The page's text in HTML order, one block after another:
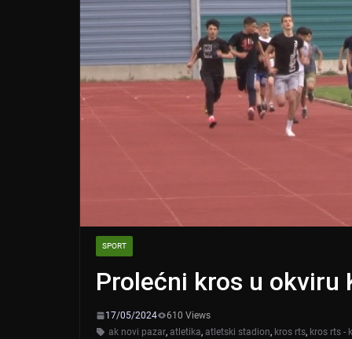
SPORT
Prolećni kros u okviru
17/05/2024
610 Views
ak novi pazar, atletika, atletski stadion, kros rts, kros rts -